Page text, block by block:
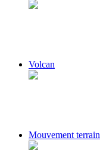
Volcan
Mouvement terrain